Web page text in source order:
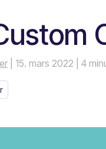
| 15. mars 2022 | 4